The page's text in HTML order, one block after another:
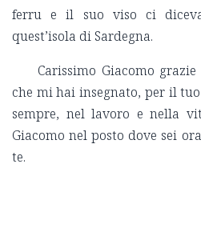
ferru e il suo viso ci
quest’isola di Sardegna.
Carissimo Giacomo
che mi hai insegnato, per il
sempre, nel lavoro e nella
Giacomo nel posto dove sei
te.